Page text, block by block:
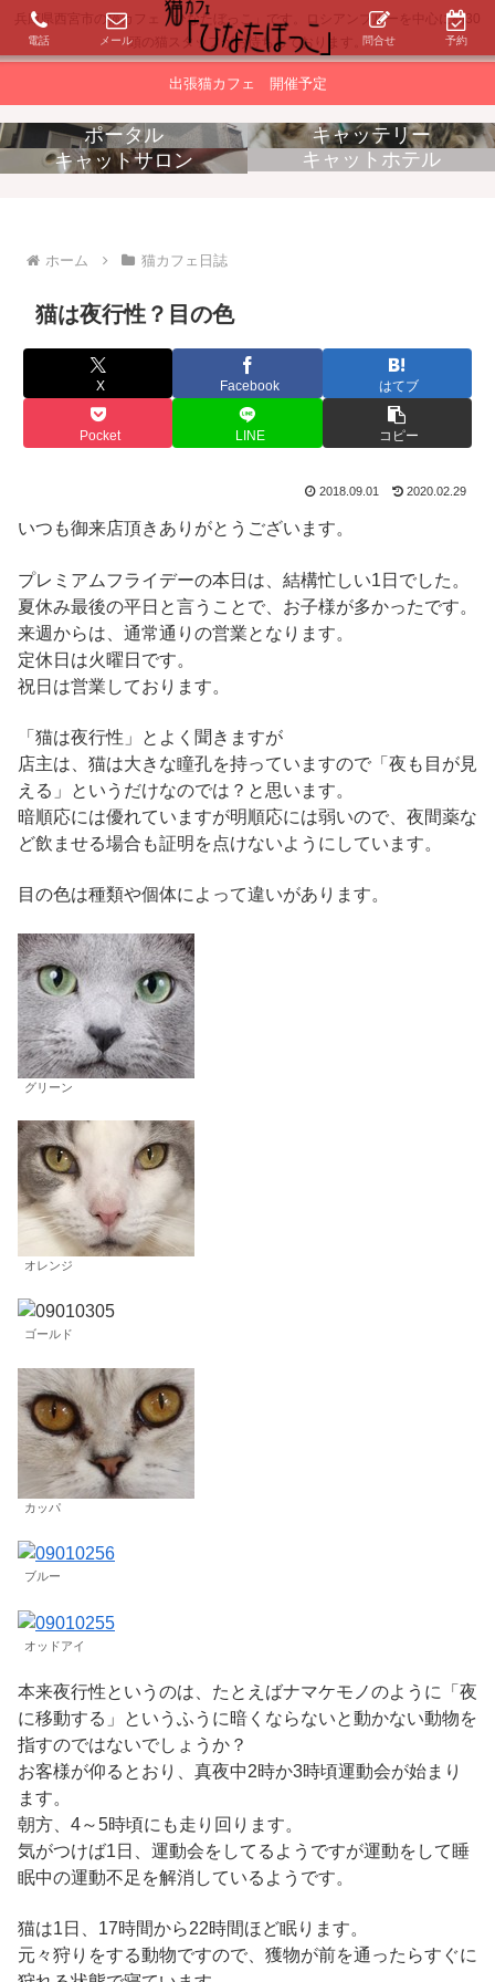
兵庫県西宮市の猫カフェ「ひなたぼっこ」です。ロシアンブルーを中心に約30
頭の猫スタッフがお待ちしております。
出張猫カフェ 開催予定
ポータル
キャッテリー
キャットサロン
キャットホテル
ホーム 猫カフェ日誌
猫は夜行性？目の色
X Facebook はてブ
Pocket LINE コピー
2018.09.01 2020.02.29
いつも御来店頂きありがとうございます。
プレミアムフライデーの本日は、結構忙しい1日でした。
夏休み最後の平日と言うことで、お子様が多かったです。
来週からは、通常通りの営業となります。
定休日は火曜日です。
祝日は営業しております。
「猫は夜行性」とよく聞きますが
店主は、猫は大きな瞳孔を持っていますので「夜も目が見
える」というだけなのでは？と思います。
暗順応には優れていますが明順応には弱いので、夜間薬な
ど飲ませる場合も証明を点けないようにしています。
目の色は種類や個体によって違いがあります。
グリーン
オレンジ
ゴールド
カッパ
ブルー
オッドアイ
本来夜行性というのは、たとえばナマケモノのように「夜
に移動する」というふうに暗くならないと動かない動物を
指すのではないでしょうか？
お客様が仰るとおり、真夜中2時か3時頃運動会が始まり
ます。
朝方、4～5時頃にも走り回ります。
気がつけば1日、運動会をしてるようですが運動をして睡
眠中の運動不足を解消しているようです。
猫は1日、17時間から22時間ほど眠ります。
元々狩りをする動物ですので、獲物が前を通ったらすぐに
電話 メール 問合せ 予約